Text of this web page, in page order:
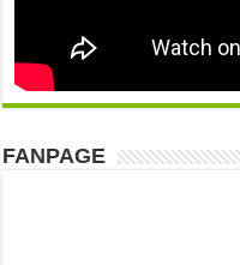
FANPAGE